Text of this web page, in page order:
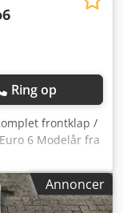
Ring op
frontklap /
6 Modelår fra
Belgien
Annoncer